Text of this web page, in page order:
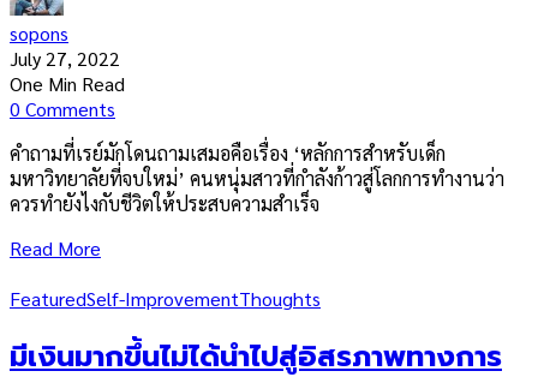
sopons
July 27, 2022
One Min Read
0 Comments
คำถามที่เรย์มักโดนถามเสมอคือเรื่อง ‘หลักการสำหรับเด็ก
มหาวิทยาลัยที่จบใหม่’ คนหนุ่มสาวที่กำลังก้าวสู่โลกการทำงานว่า
ควรทำยังไงกับชีวิตให้ประสบความสำเร็จ
Read More
FeaturedSelf-ImprovementThoughts
มีเงินมากขึ้นไม่ได้นำไปสู่อิสรภาพทางการ